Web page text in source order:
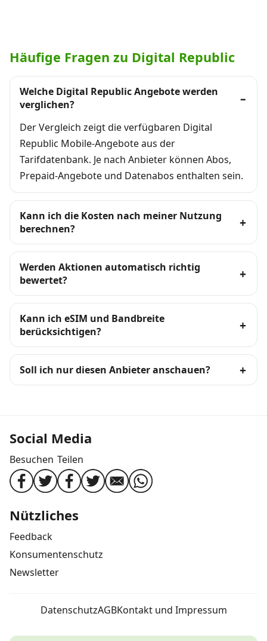
Häufige Fragen zu Digital Republic
Welche Digital Republic Angebote werden
verglichen?
Der Vergleich zeigt die verfügbaren Digital
Republic Mobile-Angebote aus der
Tarifdatenbank. Je nach Anbieter können Abos,
Prepaid-Angebote und Datenabos enthalten sein.
Kann ich die Kosten nach meiner Nutzung
berechnen?
Werden Aktionen automatisch richtig
bewertet?
Kann ich eSIM und Bandbreite
berücksichtigen?
Soll ich nur diesen Anbieter anschauen?
Social Media
Besuchen Teilen
Nützliches
Feedback
Konsumentenschutz
Newsletter
DatenschutzAGBKontakt und Impressum